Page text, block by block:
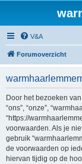
V&A
Forumoverzicht
Door het bezoeken
“ons”, “onze”,
“https://
voorwaarden. Als je
gebruik
de voorwaarden op
hiervan tijdig op de